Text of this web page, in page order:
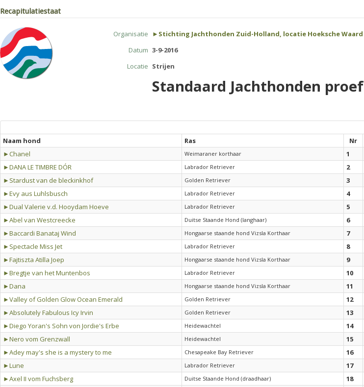
Recapitulatiestaat
Organisatie
►Stichting Jachthonden Zuid-Holland, locatie Hoeksche Waard
Datum 3-9-2016
Locatie Strijen
Standaard Jachthonden proef
Naam hond
Ras Nr
►Chanel
Weimaraner korthaar 1
►DANA LE TIMBRE DÓR
Labrador Retriever 2
►Stardust van de bleckinkhof
Golden Retriever 3
►Evy aus Luhlsbusch
Labrador Retriever 4
►Dual Valerie v.d. Hooydam Hoeve
Labrador Retriever 5
►Abel van Westcreecke
Duitse Staande Hond (langhaar) 6
►Baccardi Banataj Wind
Hongaarse staande hond Vizsla Korthaar 7
►Spectacle Miss Jet
Labrador Retriever 8
►Fajtiszta Atilla Joep
Hongaarse staande hond Vizsla Korthaar 9
►Bregtje van het Muntenbos
Labrador Retriever 10
►Dana
Hongaarse staande hond Vizsla Korthaar 11
►Valley of Golden Glow Ocean Emerald
Golden Retriever 12
►Absolutely Fabulous Icy Irvin
Golden Retriever 13
►Diego Yoran's Sohn von Jordie's Erbe
Heidewachtel 14
►Nero vom Grenzwall
Heidewachtel 15
►Adey may's she is a mystery to me
Chesapeake Bay Retriever 16
►Lune
Labrador Retriever 17
►Axel II vom Fuchsberg
Duitse Staande Hond (draadhaar) 18